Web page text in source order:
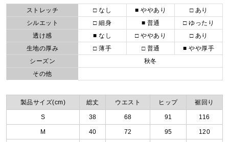
ストレッチ □ なし ■ ややあり
□ あり
シルエット
□ 細身 ■ 普通
□ ゆったり
透け感
■ なし □ ややあり
□ あり
生地の厚み
□ 薄手 □ 普通
■ やや厚手
シーズン
秋冬
その他
製品サイズ(cm) 総丈 ウエスト ヒップ 裾回り
S 38 68 91 116
M 40 72 95 120